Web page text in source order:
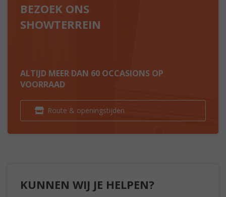
BEZOEK ONS
SHOWTERREIN
ALTIJD MEER DAN 60 OCCASIONS OP
VOORRAAD
Route & openingstijden
KUNNEN WIJ JE HELPEN?